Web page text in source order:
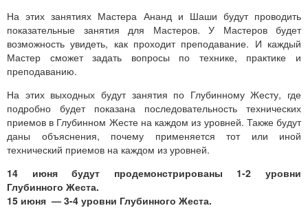
На этих занятиях Мастера Ананд и Шаши будут проводить
показательные занятия для Мастеров. У Мастеров будет
возможность увидеть, как проходит преподавание. И каждый
Мастер сможет задать вопросы по технике, практике и
преподаванию.
На этих выходных будут занятия по Глубинному Жесту, где
подробно будет показана последовательность технических
приемов в Глубинном Жесте на каждом из уровней. Также будут
даны объяснения, почему применяется тот или иной
технический приемов на каждом из уровней.
14 июня будут продемонстрированы 1-2 уровни
Глубинного Жеста.
15 июня — 3-4 уровни Глубинного Жеста.